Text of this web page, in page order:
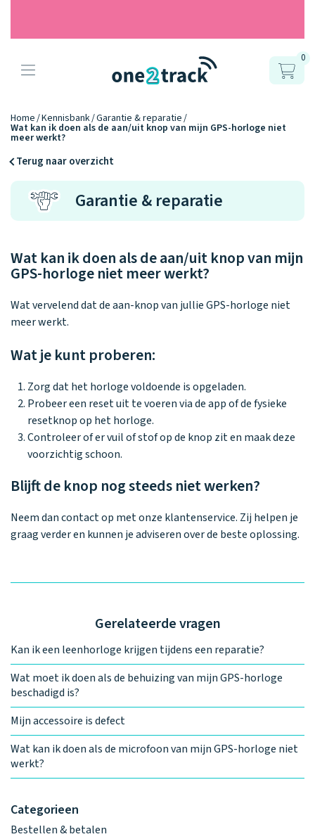
Producten
Onze gps
horloges
ConnectConnect
NEXT
Connect
Horloges
vergelijken
Tweedekans
Ontdek alle
horloges
Accessoires
Opladers
accessoires
Personaliseer
je bandje!
icoon en maak
helemaal van
jou.
Hoe werkt
het?
Ontdek hoe
het werkt
Zo werken het
kinderhorloge
one2track-app
samen.
Positie en GPS
Datakosten
Waarom one2track
Handleiding
Care
App updates
Blogs
Over ons
Ons verhaal
Werken bij
Stichting
0
Home Kennisbank Garantie & reparatie
Wat kan ik doen als de aan/uit knop van mijn GPS-horloge niet
meer werkt?
Terug naar overzicht
Garantie & reparatie
Categorieen
Bestellen & betalen
Wat kan ik doen als de aan/uit knop van mijn
GPS-horloge niet meer werkt?
Wat vervelend dat de aan-knop van jullie GPS-horloge niet
meer werkt.
Wat je kunt proberen:
Zorg dat het horloge voldoende is opgeladen.
Probeer een reset uit te voeren via de app of de fysieke
resetknop op het horloge.
Controleer of er vuil of stof op de knop zit en maak deze
voorzichtig schoon.
Blijft de knop nog steeds niet werken?
Neem dan contact op met onze klantenservice. Zij helpen je
graag verder en kunnen je adviseren over de beste oplossing.
Gerelateerde vragen
Kan ik een leenhorloge krijgen tijdens een reparatie?
Wat moet ik doen als de behuizing van mijn GPS-horloge
beschadigd is?
Mijn accessoire is defect
Wat kan ik doen als de microfoon van mijn GPS-horloge niet
werkt?